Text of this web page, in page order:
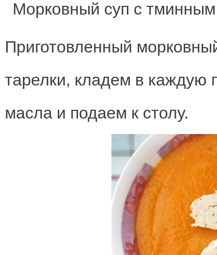
Приготовленный
тарелки, кладем в каждую
масла и подаем к столу.